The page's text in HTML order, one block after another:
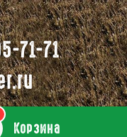
71-71
Корзина